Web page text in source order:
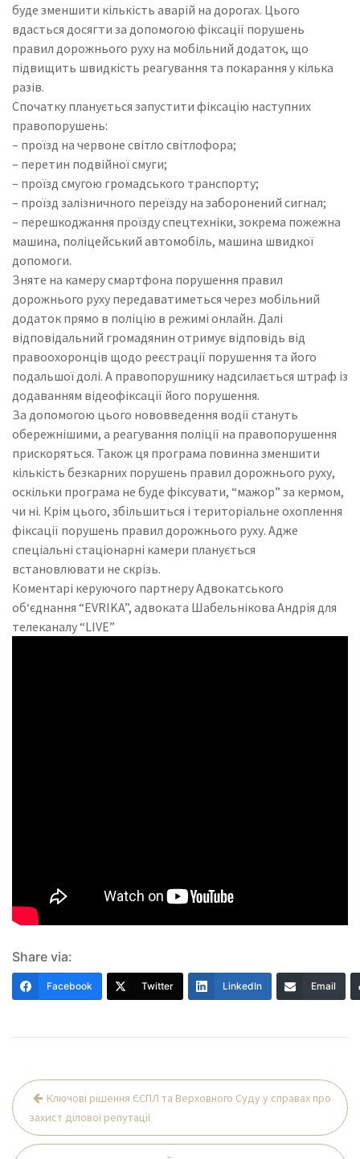
буде зменшити кількість аварій на дорогах. Цього
вдасться досягти за допомогою фіксації порушень
правил дорожнього руху на мобільний додаток, що
підвищить швидкість реагування та покарання у кілька
разів.
Спочатку планується запустити фіксацію наступних
правопорушень:
– проїзд на червоне світло світлофора;
– перетин подвійної смуги;
– проїзд смугою громадського транспорту;
– проїзд залізничного переїзду на заборонений сигнал;
– перешкоджання проїзду спецтехніки, зокрема пожежна
машина, поліцейський автомобіль, машина швидкої
допомоги.
Зняте на камеру смартфона порушення правил
дорожнього руху передаватиметься через мобільний
додаток прямо в поліцію в режимі онлайн. Далі
відповідальний громадянин отримує відповідь від
правоохоронців щодо реєстрації порушення та його
подальшої долі. А правопорушнику надсилається штраф із
додаванням відеофіксації його порушення.
За допомогою цього нововведення водії стануть
обережнішими, а реагування поліції на правопорушення
прискоряться. Також ця програма повинна зменшити
кількість безкарних порушень правил дорожнього руху,
оскільки програма не буде фіксувати, “мажор” за кермом,
чи ні. Крім цього, збільшиться і територіальне охоплення
фіксації порушень правил дорожнього руху. Адже
спеціальні стаціонарні камери планується
встановлювати не скрізь.
Коментарі керуючого партнеру Адвокатського
об‘єднання “EVRIKA”, адвоката Шабельнікова Андрія для
телеканалу “LIVE”
Share via:
Facebook Twitter LinkedIn Email
Навігація
записів
Ключові рішення ЄСПЛ та Верховного Суду у справах про
захист ділової репутації